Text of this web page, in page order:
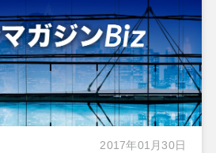
2017年01月30日